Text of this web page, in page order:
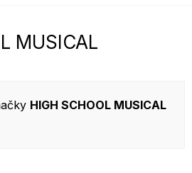
MUSICAL
HIGH SCHOOL MUSICAL